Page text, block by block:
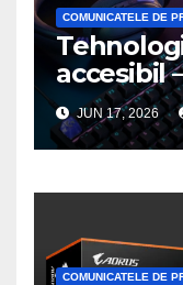
COMUNICATELE DE
accesibil
seria G3
o nouă
gaming
JUN 17, 2026
COMUNICATELE DE